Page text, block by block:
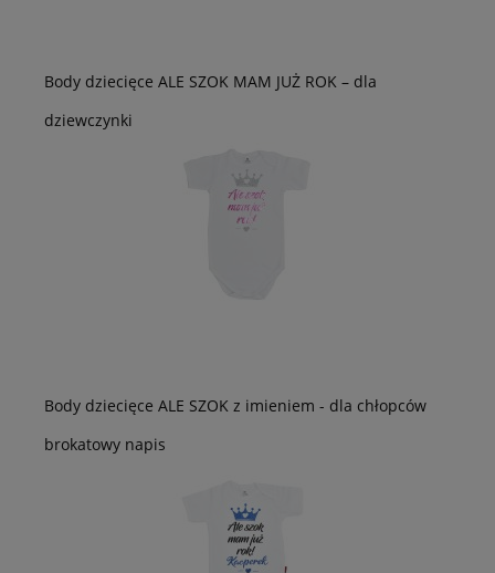
Body dziecięce ALE SZOK MAM JUŻ ROK – dla
dziewczynki
Body dziecięce ALE SZOK z imieniem - dla chłopców
brokatowy napis